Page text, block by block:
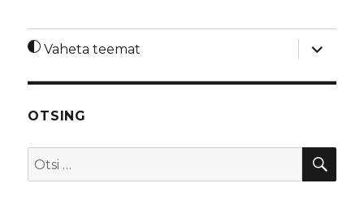
Vaheta teemat
laienda
OTSING
Otsi: